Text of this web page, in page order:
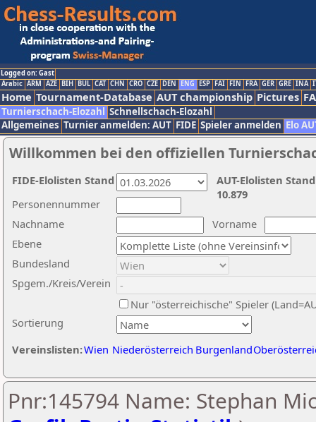
Logged on: Gast
Arabic ARM AZE BIH BUL CAT CHN CRO CZE DEN ENG ESP FAI FIN FRA GER GRE INA
Home Tournament-Database AUT championship Pictures
Turnierschach-Elozahl Schnellschach-Elozahl
Allgemeines Turnier anmelden: AUT FIDE Spieler anmelden Elo
Willkommen bei den offiziellen
Nachname
Vorname
Ebene
Sortierung
Personennummer
Bundesland
Spgem./Kreis/Verein
Nur "österreichische" Spieler
Vereinslisten:Wien Niederösterreich Burgenland
AUT-Elolisten
10.879
FIDE-Elolisten Stand
Pnr:145794 Name: Stephan